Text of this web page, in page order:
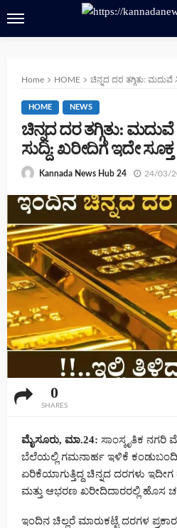
Home HOME ಚಿನ್ನದ ದರ ತಗ್ಗಿತು: ಮದುವೆ
HOME NEWS
ಚಿನ್ನದ ದರ ತಗ್ಗಿತು:
ಸುದ್ದಿ: ಖರೀದಿಗೆ ಇದೇ
Kannada News Hub 24 24/03/
0
SHARES
ಮೈಸೂರು, ಮಾ.24: ಸಾಂಸ್ಕೃತಿಕ ನಗರಿ
ಬೆಲೆಯಲ್ಲಿ ಗಮನಾರ್ಹ ಇಳಿಕೆ
ಏರಿಕೆಯಾಗುತ್ತಿದ್ದ ಚಿನ್ನದ ದರಗಳು ಇದೀಗ
ಮತ್ತು ಆಭರಣ ಖರೀದಿದಾರರಲ್ಲಿ ಹೊಸ
ಇಂದಿನ ಚಿಲ್ಲರೆ ಮಾರುಕಟ್ಟೆ ದರಗಳ